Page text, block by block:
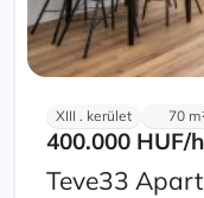
XIII . kerület 70
400.000 HUF/
Teve33